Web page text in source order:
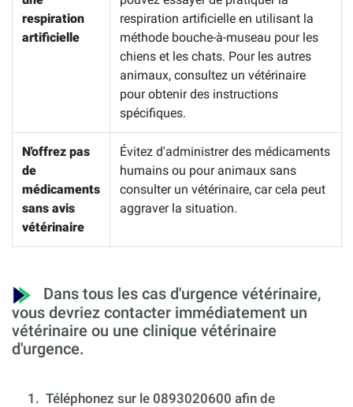
respiration
artificielle
respiration artificielle en utilisant la
méthode bouche-à-museau pour les
chiens et les chats. Pour les autres
animaux, consultez un vétérinaire
pour obtenir des instructions
spécifiques.
N'offrez pas
de
médicaments
sans avis
vétérinaire
Évitez d'administrer des médicaments
humains ou pour animaux sans
consulter un vétérinaire, car cela peut
aggraver la situation.
Dans tous les cas d'urgence vétérinaire,
vous devriez contacter immédiatement un
vétérinaire ou une clinique vétérinaire
d'urgence.
1. Téléphonez sur le 0893020600 afin de